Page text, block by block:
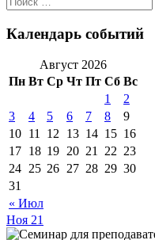
Календарь событий
Август 2026
Пн Вт Ср Чт Пт Сб Вс
« Июл
1
2
3
4 5 6 7 8
9
10 11 12 13 14 15 16
17 18 19 20 21 22 23
24 25 26 27 28 29 30
31
Ноя 21